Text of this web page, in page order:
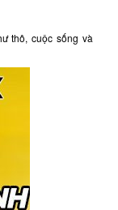
thô, cuộc sống và